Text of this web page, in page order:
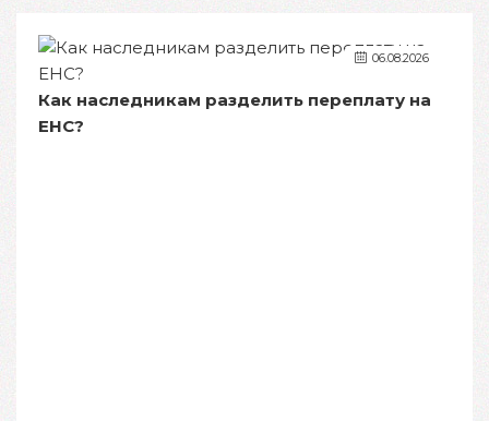
06.08.2026
Как наследникам разделить переплату на
ЕНС?